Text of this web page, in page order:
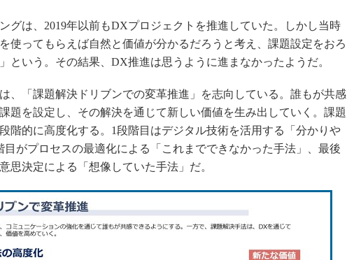
グは、2019年以前もDXプロジェクトを推進していた。しかし当時
使ってもらえば自然と価値が分かるだろうと考え、課題設定をおろ
という。その結果、DX推進は思うように進まなかったようだ。
、「課題解決ドリブンでの変革推進」を志向している。誰もが共感
題を設定し、その解決を通じて新しい価値を生み出していく。課題
階的に高度化する。1段階目はデジタル技術を活用する「分かりや
目がプロセスの最適化による「これまでできなかった手法」、最後
思決定による「想像していた手法」だ。